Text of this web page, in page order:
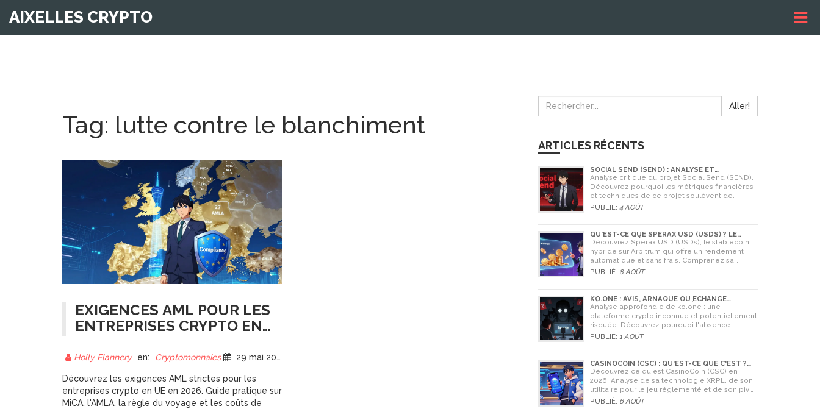
AIXELLES CRYPTO
Tag: lutte contre le blanchiment
EXIGENCES AML POUR LES
ENTREPRISES CRYPTO EN
ET AMLA (2026)
Holly Flannery en: Cryptomonnaies 29 mai 2026
Découvrez les exigences AML strictes pour les
entreprises crypto en UE en 2026. Guide pratique sur
MiCA, l'AMLA, la règle du voyage et les coûts de
Aller!
ARTICLES RÉCENTS
SOCIAL SEND (SEND) : ANALYSE ET
AVERTISSEMENTS CRITIQUES POUR 2026
Analyse critique du projet Social Send (SEND).
Découvrez pourquoi les métriques financières
et techniques de ce projet soulèvent de
graves doutes quant à sa légitimité en 2026.
PUBLIÉ: 4 AOÛT
QU'EST-CE QUE SPERAX USD (USDS) ? LE
STABLECOIN À RENDEMENT AUTOMATIQUE
Découvrez Sperax USD (USDs), le stablecoin
hybride sur Arbitrum qui offre un rendement
automatique et sans frais. Comprenez sa
technologie, ses risques et comment l'utiliser
PUBLIÉ: 8 AOÛT
KO.ONE : AVIS, ARNAQUE OU ÉCHANGE
LÉGITIME ? ANALYSE COMPLÈTE
Analyse approfondie de ko.one : une
plateforme crypto inconnue et potentiellement
risquée. Découvrez pourquoi l'absence
d'information est un danger, comparez avec
PUBLIÉ: 1 AOÛT
CASINOCOIN (CSC) : QU'EST-CE QUE C'EST ?
GUIDE COMPLET, TOKENOMICS ET AVENIR EN
2026
Découvrez ce qu'est CasinoCoin (CSC) en
2026. Analyse de sa technologie XRPL, de son
utilitaire pour le jeu réglementé et de son pivot
stratégique vers LuckyHash.
PUBLIÉ: 6 AOÛT